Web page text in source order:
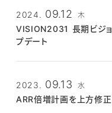
変更前
・市場細分化戦略によ
【顧客単価の拡大】
2024. 09.12 木
VISION2031 長期ビジ
プデート
から ARR300億円
2. ターゲットの設定条件
大型案件への注力 」を追加
2023. 09.13 水
ARR倍増計画を上方修正